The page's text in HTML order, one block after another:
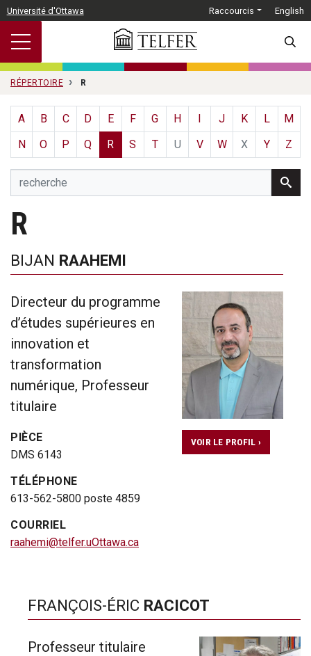
Passer au contenu principal
Université d'Ottawa Raccourcis English
RÉPERTOIRE R
A B C D E F G H J K L
M
N
O P Q R S T U V W X Y Z
R
BIJAN RAAHEMI
Directeur du programme
d’études supérieures en
innovation et
transformation
numérique, Professeur
titulaire
PIÈCE
DMS 6143
TÉLÉPHONE
613-562-5800 poste 4859
COURRIEL
raahemi@telfer.uOttawa.ca
VOIR LE PROFIL ›
FRANÇOIS-ÉRIC RACICOT
Professeur titulaire